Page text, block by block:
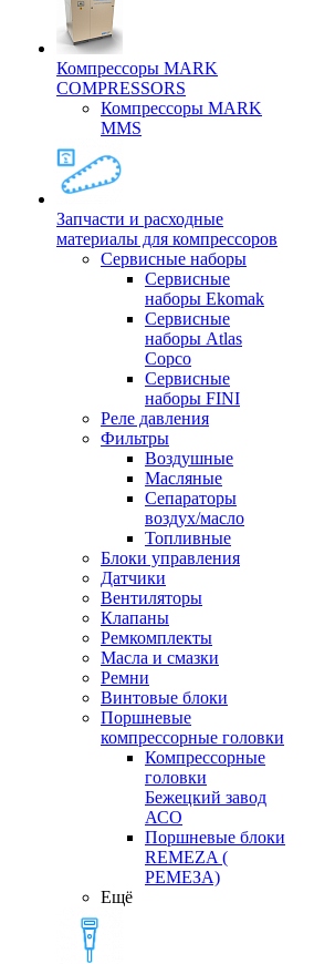
Компрессоры MARK
COMPRESSORS
Компрессоры MARK
MMS
Запчасти и расходные
материалы для компрессоров
Cервисные наборы
Сервисные
наборы Ekomak
Cервисные
наборы Atlas
Copco
Сервисные
наборы FINI
Реле давления
Фильтры
Воздушные
Масляные
Сепараторы
воздух/масло
Топливные
Блоки управления
Датчики
Вентиляторы
Клапаны
Ремкомплекты
Масла и смазки
Ремни
Винтовые блоки
Поршневые
компрессорные головки
Компрессорные
головки
Бежецкий завод
АСО
Поршневые блоки
REMEZA (
РЕМЕЗА)
Ещё